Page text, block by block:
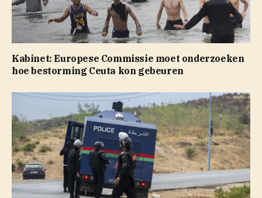
Kabinet: Europese Commissie moet onderzoeken
hoe bestorming Ceuta kon gebeuren